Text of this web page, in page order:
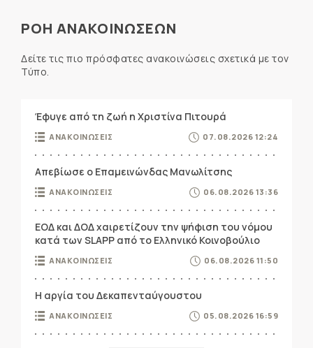
ΡΟΗ ΑΝΑΚΟΙΝΩΣΕΩΝ
Δείτε τις πιο πρόσφατες ανακοινώσεις σχετικά με τον
Τύπο.
Έφυγε από τη ζωή η Χριστίνα Πιτουρά
ΑΝΑΚΟΙΝΩΣΕΙΣ 07.08.2026 12:24
Απεβίωσε ο Επαμεινώνδας Μανωλίτσης
ΑΝΑΚΟΙΝΩΣΕΙΣ 06.08.2026 13:36
ΕΟΔ και ΔΟΔ χαιρετίζουν την ψήφιση του νόμου
κατά των SLAPP από το Ελληνικό Κοινοβούλιο
ΑΝΑΚΟΙΝΩΣΕΙΣ 06.08.2026 11:50
Η αργία του Δεκαπενταύγουστου
ΑΝΑΚΟΙΝΩΣΕΙΣ 05.08.2026 16:59